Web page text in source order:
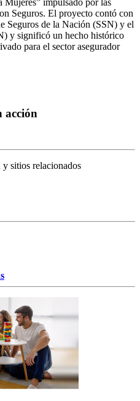
impulsado por las
Seguros. El proyecto contó con
Seguros de la Nación (SSN) y el
y significó un hecho histórico
para el sector asegurador
acción
sitios relacionados